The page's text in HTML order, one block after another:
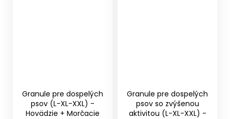
Granule pre dospelých
psov (L-XL-XXL) -
Hovädzie + Morčacie
Granule pre dospelých
psov so zvýšenou
aktivitou (L-XL-XXL) -